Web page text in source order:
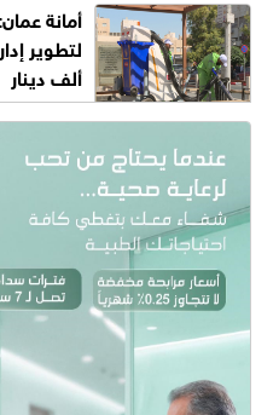
أمانة
ألف دينار